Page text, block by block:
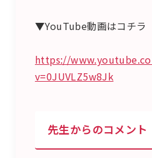
▼YouTube動画はコチラ
https://
v=0JUVLZ5w8Jk
先生からのコメント